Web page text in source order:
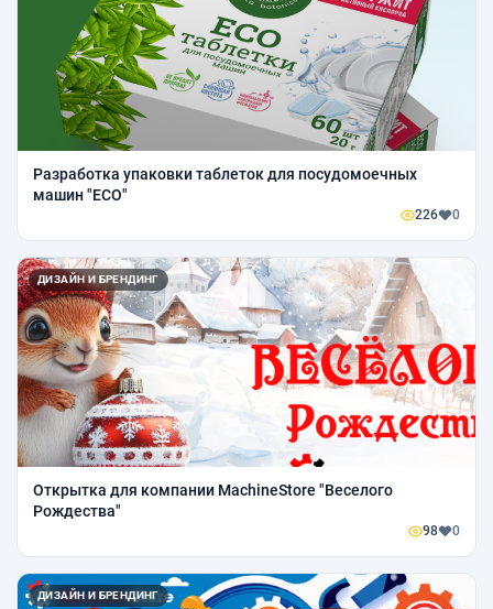
Разработка упаковки таблеток для посудомоечных
машин "ЕСО"
226 0
ДИЗАЙН И БРЕНДИНГ
Открытка для компании MachineStore "Веселого
Рождества"
98 0
ДИЗАЙН И БРЕНДИНГ